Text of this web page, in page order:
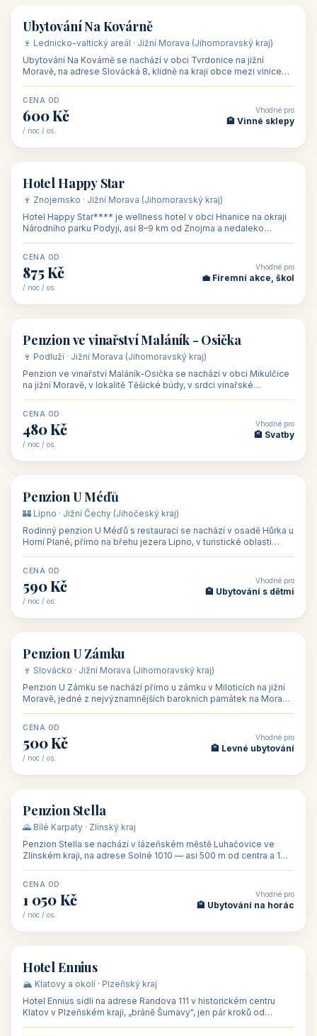
🏡 penzion
Ubytování Na Kovárně
🍷 Lednicko-valtický areál · Jižní Morava (Jihomoravský kraj)
Ubytování Na Kovárně se nachází v obci Tvrdonice na jižní
Moravě, na adrese Slovácká 8, klidně na kraji obce mezi vinicemi,
CENA OD
600 Kč
/ noc / os.
Vhodné pro
🏨 Vinné sklepy
🏨 hotel
Hotel Happy Star
🍷 Znojemsko · Jižní Morava (Jihomoravský kraj)
Hotel Happy Star**** je wellness hotel v obci Hnanice na okraji
Národního parku Podyjí, asi 8–9 km od Znojma a nedaleko
CENA OD
875 Kč
/ noc / os.
Vhodné pro
💼 Firemní akce, škol
🏡 penzion
Penzion ve vinařství Maláník - Osička
🍷 Podluží · Jižní Morava (Jihomoravský kraj)
Penzion ve vinařství Maláník-Osička se nachází v obci Mikulčice
na jižní Moravě, v lokalitě Těšické búdy, v srdci vinařské
CENA OD
480 Kč
/ noc / os.
Vhodné pro
🏨 Svatby
🏡 penzion
Penzion U Méďů
🏰 Lipno · Jižní Čechy (Jihočeský kraj)
Rodinný penzion U Méďů s restaurací se nachází v osadě Hůrka u
Horní Plané, přímo na břehu jezera Lipno, v turistické oblasti
CENA OD
590 Kč
/ noc / os.
Vhodné pro
🏨 Ubytování s dětmi
🏡 penzion
Penzion U Zámku
🍷 Slovácko · Jižní Morava (Jihomoravský kraj)
Penzion U Zámku se nachází přímo u zámku v Miloticích na jižní
Moravě, jedné z nejvýznamnějších barokních památek na Moravě,
CENA OD
500 Kč
/ noc / os.
Vhodné pro
🏨 Levné ubytování
🏡 penzion
Penzion Stella
🌄 Bílé Karpaty · Zlínský kraj
Penzion Stella se nachází v lázeňském městě Luhačovice ve
Zlínském kraji, na adrese Solné 1010 — asi 500 m od centra a 1
CENA OD
1 050 Kč
/ noc / os.
Vhodné pro
🏨 Ubytování na horác
🏨 hotel
Hotel Ennius
🏔️ Klatovy a okolí · Plzeňský kraj
Hotel Ennius sídlí na adrese Randova 111 v historickém centru
Klatov v Plzeňském kraji, „bráně Šumavy", jen pár kroků od